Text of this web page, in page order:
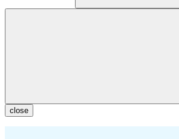
close